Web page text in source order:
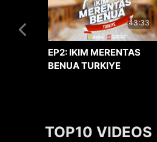
43:33
EP2: IKIM MERENTAS
BENUA TURKIYE
TOP10 VIDEOS